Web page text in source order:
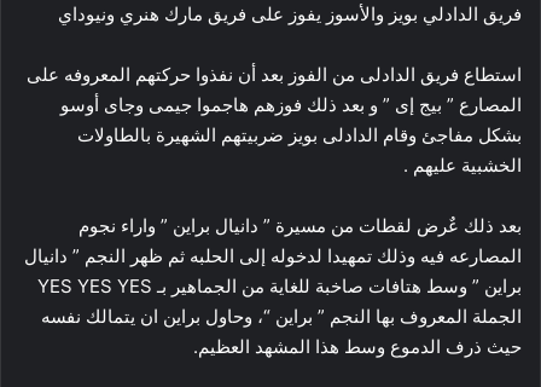
فريق الدادلي بويز والأسوز يفوز على فريق مارك هنري ونيوداي
استطاع فريق الدادلى من الفوز بعد أن نفذوا حركتهم المعروفه على
المصارع ” بيج إى ” و بعد ذلك فوزهم هاجموا جيمى وجاى أوسو
بشكل مفاجئ وقام الدادلى بويز ضربيتهم الشهيرة بالطاولات
الخشبية عليهم .
بعد ذلك عٌرض لقطات من مسيرة ” دانيال براين ” واراء نجوم
المصارعه فيه وذلك تمهيدا لدخوله إلى الحلبه ثم ظهر النجم ” دانيال
براين ” وسط هتافات صاخبة للغاية من الجماهير بـ YES YES YES
الجملة المعروف بها النجم ” براين “، وحاول براين ان يتمالك نفسه
حيث ذرف الدموع وسط هذا المشهد العظيم.